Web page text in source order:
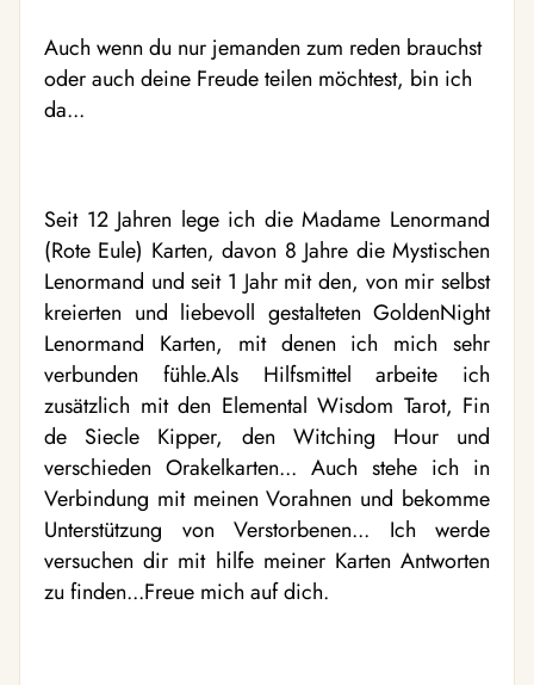
Auch wenn du nur jemanden zum reden brauchst
oder auch deine Freude teilen möchtest, bin ich
da...
Seit 12 Jahren lege ich die Madame Lenormand
(Rote Eule) Karten, davon 8 Jahre die Mystischen
Lenormand und seit 1 Jahr mit den, von mir selbst
kreierten und liebevoll gestalteten GoldenNight
Lenormand Karten, mit denen ich mich sehr
verbunden fühle.Als Hilfsmittel arbeite ich
zusätzlich mit den Elemental Wisdom Tarot, Fin
de Siecle Kipper, den Witching Hour und
verschieden Orakelkarten... Auch stehe ich in
Verbindung mit meinen Vorahnen und bekomme
Unterstützung von Verstorbenen... Ich werde
versuchen dir mit hilfe meiner Karten Antworten
zu finden...Freue mich auf dich.